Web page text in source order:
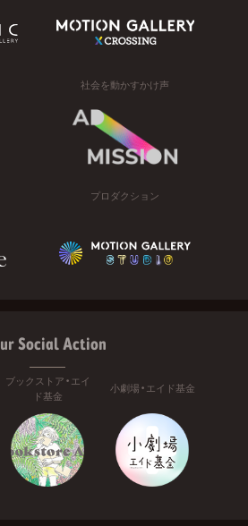
社会を動かすかけ声
プロダクション
Social Action
ブックストア・エイ
ド基金
小劇場・エイド基金